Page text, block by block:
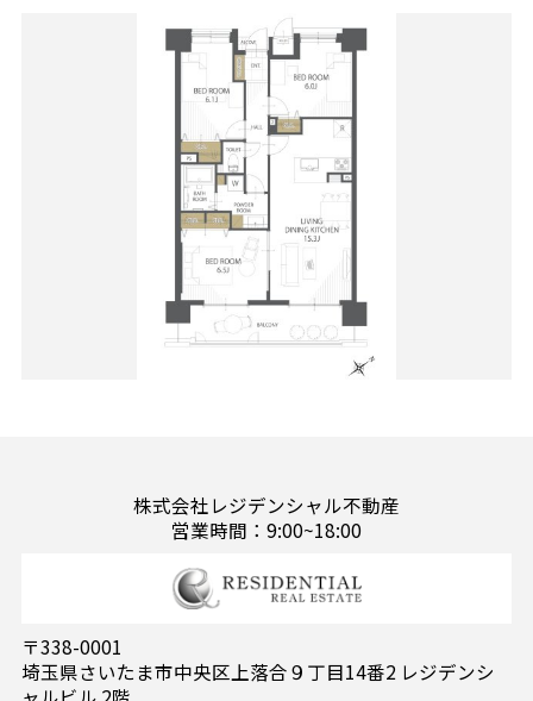
株式会社レジデンシャル不動産
営業時間：9:00~18:00
〒338-0001
埼玉県さいたま市中央区上落合９丁目14番2 レジデンシ